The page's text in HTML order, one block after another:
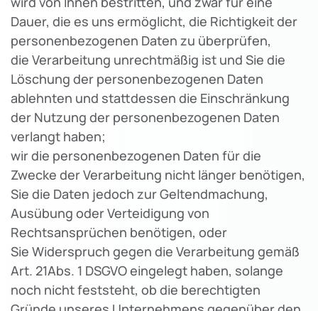
Dauer, die es uns ermöglicht, die Richtigkeit der
personenbezogenen Daten zu überprüfen,
die Verarbeitung unrechtmäßig ist und Sie die
Löschung der personenbezogenen Daten
ablehnten und stattdessen die Einschränkung
der Nutzung der personenbezogenen Daten
verlangt haben;
wir die personenbezogenen Daten für die
Zwecke der Verarbeitung nicht länger benötigen,
Sie die Daten jedoch zur Geltendmachung,
Ausübung oder Verteidigung von
Rechtsansprüchen benötigen, oder
Sie Widerspruch gegen die Verarbeitung gemäß
Art. 21Abs. 1 DSGVO eingelegt haben, solange
noch nicht feststeht, ob die berechtigten